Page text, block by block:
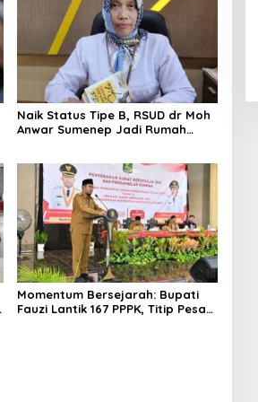
Naik Status Tipe B, RSUD dr Moh
Anwar Sumenep Jadi Rumah
Momentum Bersejarah: Bupati
Fauzi Lantik 167 PPPK, Titip Pesan